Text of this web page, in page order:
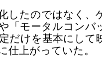
したのではなく、
「モータルコンバ
だけを基本にして
仕上がっていた。